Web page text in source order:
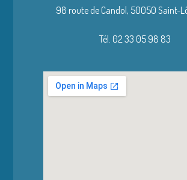
98 route de Candol, 50050 Saint-
Tél. 02 33 05 98 83